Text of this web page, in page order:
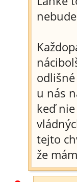
u nás
keď
tejto
že